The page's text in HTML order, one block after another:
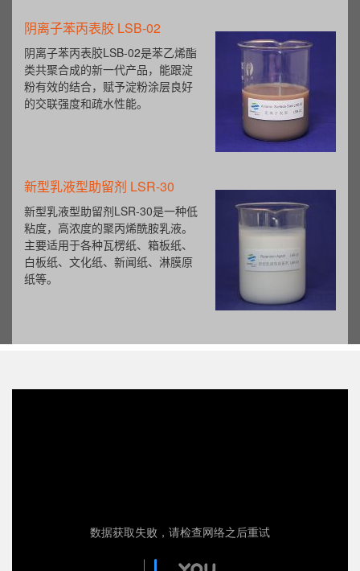
阴离子苯丙表胶 LSB-02
阴离子苯丙表胶LSB-02是苯乙烯酯
类共聚合成的新一代产品，能跟淀
粉有效的结合，赋予淀粉涂层良好
的交联强度和疏水性能。
新型乳液型助留剂 LSR-30
新型乳液型助留剂LSR-30是一种低
粘度，高浓度的聚丙烯酰胺乳液。
主要适用于各种瓦楞纸、箱板纸、
白板纸、文化纸、新闻纸、淋膜原
纸等。